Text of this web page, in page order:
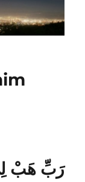
رَبِّ هَبْ